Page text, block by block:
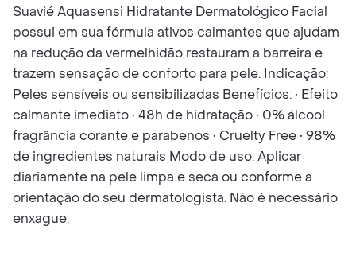
Suavié Aquasensi Hidratante Dermatológico Facial
possui em sua fórmula ativos calmantes que ajudam
na redução da vermelhidão restauram a barreira e
trazem sensação de conforto para pele. Indicação:
Peles sensíveis ou sensibilizadas Benefícios: • Efeito
calmante imediato • 48h de hidratação • 0% álcool
fragrância corante e parabenos • Cruelty Free • 98%
de ingredientes naturais Modo de uso: Aplicar
diariamente na pele limpa e seca ou conforme a
orientação do seu dermatologista. Não é necessário
enxague.